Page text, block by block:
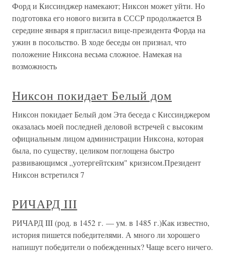
Форд и Киссинджер намекают; Никсон может уйти. Но
подготовка его нового визита в СССР продолжается В
середине января я пригласил вице-президента Форда на
ужин в посольство. В ходе беседы он признал, что
положение Никсона весьма сложное. Намекая на
возможность
Никсон покидает Белый дом
Никсон покидает Белый дом Эта беседа с Киссинджером
оказалась моей последней деловой встречей с высоким
официальным лицом администрации Никсона, которая
была, по существу, целиком поглощена быстро
развивающимся „уотергейтским" кризисом.Президент
Никсон встретился 7
РИЧАРД III
РИЧАРД III (род. в 1452 г. — ум. в 1485 г.)Как известно,
история пишется победителями. А много ли хорошего
напишут победители о побежденных? Чаще всего ничего.